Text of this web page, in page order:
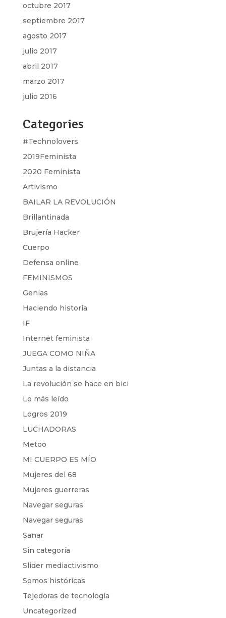
octubre 2017
septiembre 2017
agosto 2017
julio 2017
abril 2017
marzo 2017
julio 2016
Categories
#Technolovers
2019Feminista
2020 Feminista
Artivismo
BAILAR LA REVOLUCIÓN
Brillantinada
Brujería Hacker
Cuerpo
Defensa online
FEMINISMOS
Genias
Haciendo historia
IF
Internet feminista
JUEGA COMO NIÑA
Juntas a la distancia
La revolución se hace en bici
Lo más leído
Logros 2019
LUCHADORAS
Metoo
MI CUERPO ES MÍO
Mujeres del 68
Mujeres guerreras
Navegar seguras
Navegar seguras
Sanar
Sin categoría
Slider mediactivismo
Somos históricas
Tejedoras de tecnología
Uncategorized